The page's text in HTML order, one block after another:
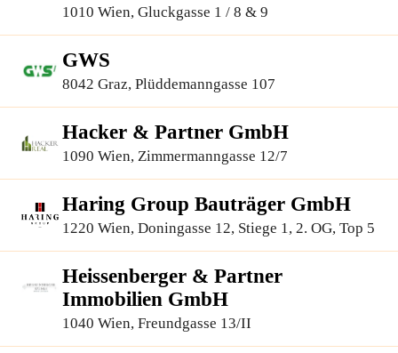
1010 Wien, Gluckgasse 1 / 8 & 9
GWS
8042 Graz, Plüddemanngasse 107
Hacker & Partner GmbH
1090 Wien, Zimmermanngasse 12/7
Haring Group Bauträger GmbH
1220 Wien, Doningasse 12, Stiege 1, 2. OG, Top 5
Heissenberger & Partner
Immobilien GmbH
1040 Wien, Freundgasse 13/II